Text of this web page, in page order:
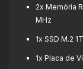
2x Memória
MHz
1x SSD M.2
1x Placa de